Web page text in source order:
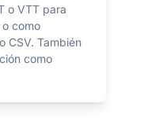
o VTT para
como
CSV. También
como